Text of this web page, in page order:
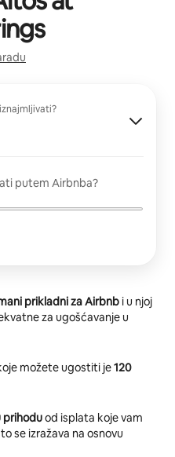
putem Airbnba?
prikladni za Airbnb i u njoj
za ugošćavanje u
možete ugostiti je120
prihoduod isplata koje vam
se izražava na osnovu